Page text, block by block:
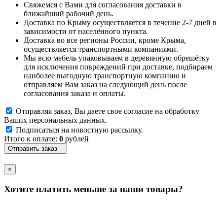
Свяжемся с Вами для согласования доставки в
ближайший рабочий день.
Доставка по Крыму осуществляется в течение 2-7 дней в
зависимости от населённого пункта.
Доставка во все регионы России, кроме Крыма,
осуществляется транспортными компаниями.
Мы всю мебель упаковываем в деревянную обрешётку
для исключения повреждений при доставке, подбираем
наиболее выгодную транспортную компанию и
отправляем Вам заказ на следующий день после
согласования заказа и оплаты.
Отправляя заказ, Вы даете свое согласие на обработку
Ваших персональных данных.
Подписаться на новостную рассылку.
Итого к оплате: 0 рублей
×
Хотите платить меньше за наши товары?